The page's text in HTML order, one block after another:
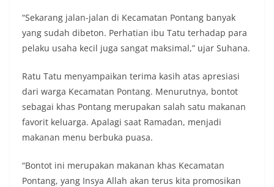
“Sekarang jalan-jalan di Kecamatan Pontang banyak
yang sudah dibeton. Perhatian ibu Tatu terhadap para
pelaku usaha kecil juga sangat maksimal,” ujar Suhana.
Ratu Tatu menyampaikan terima kasih atas apresiasi
dari warga Kecamatan Pontang. Menurutnya, bontot
sebagai khas Pontang merupakan salah satu makanan
favorit keluarga. Apalagi saat Ramadan, menjadi
makanan menu berbuka puasa.
“Bontot ini merupakan makanan khas Kecamatan
Pontang, yang Insya Allah akan terus kita promosikan